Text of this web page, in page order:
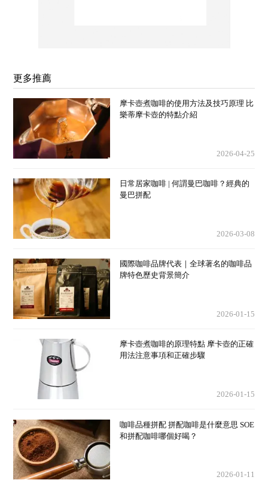
更多推薦
摩卡壺煮咖啡的使用方法及技巧原理 比
樂蒂摩卡壺的特點介紹
2026-04-25
日常居家咖啡 | 何謂曼巴咖啡？經典的
曼巴拼配
2026-03-08
國際咖啡品牌代表｜全球著名的咖啡品
牌特色歷史背景簡介
2026-01-15
摩卡壺煮咖啡的原理特點 摩卡壺的正確
用法注意事項和正確步驟
2026-01-15
咖啡品種拼配 拼配咖啡是什麼意思 SOE
和拼配咖啡哪個好喝？
2026-01-11